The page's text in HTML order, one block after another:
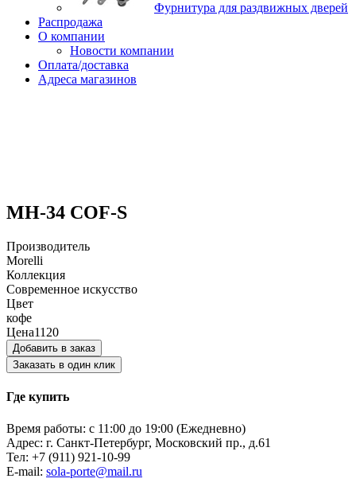
Фурнитура для раздвижных дверей
Распродажа
О компании
Новости компании
Оплата/доставка
Адреса магазинов
MH-34 COF-S
Производитель
Morelli
Коллекция
Современное искусство
Цвет
кофе
Цена1120
Добавить в заказ
Заказать в один клик
Где купить
Время работы: с 11:00 до 19:00 (Ежедневно)
Адрес: г. Санкт-Петербург, Московский пр., д.61
Тел: +7 (911) 921-10-99
E-mail: sola-porte@mail.ru